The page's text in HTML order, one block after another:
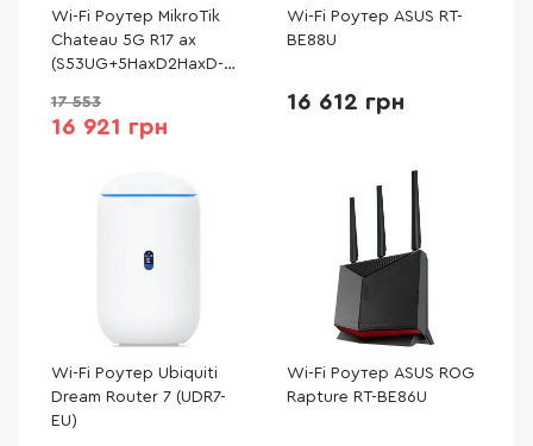
Wi-Fi Роутер MikroTik
Chateau 5G R17 ax
(S53UG+5HaxD2HaxD-
17 553
16 921 грн
Wi-Fi Роутер ASUS RT-
BE88U
16 612 грн
Wi-Fi Роутер Ubiquiti
Dream Router 7 (UDR7-
EU)
Wi-Fi Роутер ASUS ROG
Rapture RT-BE86U